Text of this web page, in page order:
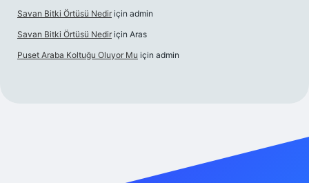
Savan Bitki Örtüsü Nedir için admin
Savan Bitki Örtüsü Nedir için Aras
Puset Araba Koltuğu Oluyor Mu için admin